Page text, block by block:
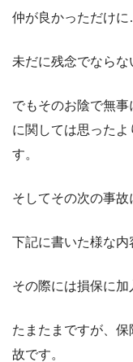
仲が良かっただけ
未だに残念でならな
でもそのお陰で無
に関しては思った
す。
そしてその次の事故
下記に書いた様な内
その際には損保に加
たまたまですが、
故です。